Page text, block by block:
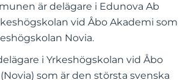
är delägare i Edunova Ab
vid Åbo Akademi som
Novia.
i Yrkeshögskolan vid Åbo
som är den största svenska